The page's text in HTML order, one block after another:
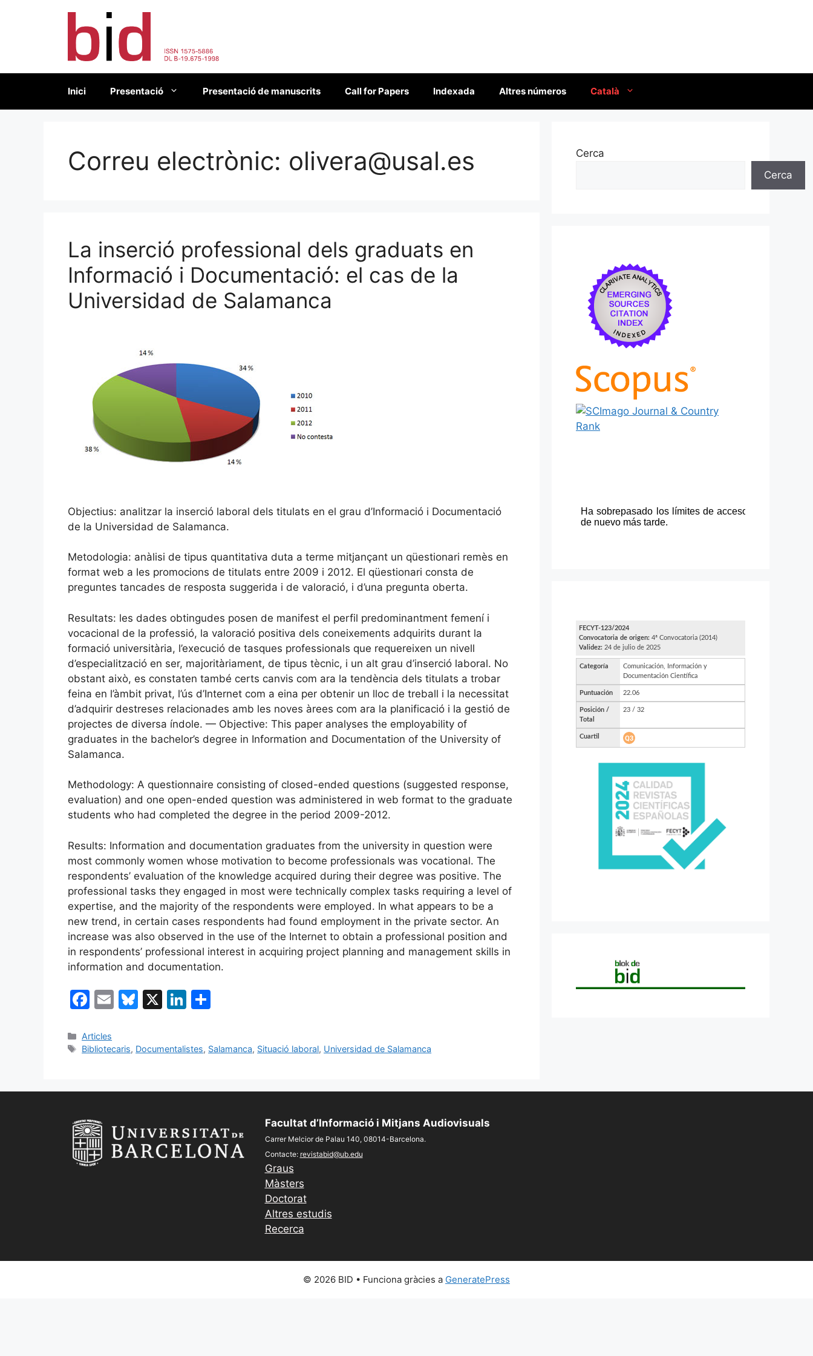
Inici Presentació Presentació de manuscrits Call for Papers Indexada Altres números Català
Correu electrònic: olivera@usal.es
La inserció professional dels graduats en
Informació i Documentació: el cas de la
Universidad de Salamanca
Objectius: analitzar la inserció laboral dels titulats en el grau d’Informació i Documentació
de la Universidad de Salamanca.
Metodologia: anàlisi de tipus quantitativa duta a terme mitjançant un qüestionari remès en
format web a les promocions de titulats entre 2009 i 2012. El qüestionari consta de
preguntes tancades de resposta suggerida i de valoració, i d’una pregunta oberta.
Resultats: les dades obtingudes posen de manifest el perfil predominantment femení i
vocacional de la professió, la valoració positiva dels coneixements adquirits durant la
formació universitària, l’execució de tasques professionals que requereixen un nivell
d’especialització en ser, majoritàriament, de tipus tècnic, i un alt grau d’inserció laboral. No
obstant això, es constaten també certs canvis com ara la tendència dels titulats a trobar
feina en l’àmbit privat, l’ús d’Internet com a eina per obtenir un lloc de treball i la necessitat
d’adquirir destreses relacionades amb les noves àrees com ara la planificació i la gestió de
projectes de diversa índole. — Objective: This paper analyses the employability of
graduates in the bachelor’s degree in Information and Documentation of the University of
Salamanca.
Methodology: A questionnaire consisting of closed-ended questions (suggested response,
evaluation) and one open-ended question was administered in web format to the graduate
students who had completed the degree in the period 2009-2012.
Results: Information and documentation graduates from the university in question were
most commonly women whose motivation to become professionals was vocational. The
respondents’ evaluation of the knowledge acquired during their degree was positive. The
professional tasks they engaged in most were technically complex tasks requiring a level of
expertise, and the majority of the respondents were employed. In what appears to be a
new trend, in certain cases respondents had found employment in the private sector. An
increase was also observed in the use of the Internet to obtain a professional position and
in respondents’ professional interest in acquiring project planning and management skills in
information and documentation.
F
c
e
o
o
k
E
l
Bl
s
y
X
Li
e
n
p
te
Categories
Articles
Etiquetes
Bibliotecaris, Documentalistes, Salamanca, Situació laboral, Universidad de Salamanca
Cerca
Cerca
Facultat d’Informació i Mitjans Audiovisuals
Carrer Melcior de Palau 140, 08014-Barcelona.
Contacte: revistabid@ub.edu
Graus
Màsters
Doctorat
Altres estudis
Recerca
© 2026 BID • Funciona gràcies a GeneratePress